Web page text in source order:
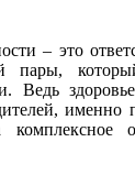
– это
Ведь
именно